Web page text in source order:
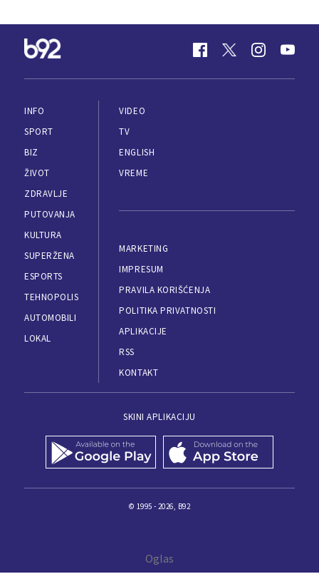
INFO
SPORT
BIZ
ŽIVOT
ZDRAVLJE
PUTOVANJA
KULTURA
SUPERŽENA
ESPORTS
TEHNOPOLIS
AUTOMOBILI
LOKAL
VIDEO
TV
ENGLISH
VREME
MARKETING
IMPRESUM
PRAVILA KORIŠĆENJA
POLITIKA PRIVATNOSTI
APLIKACIJE
RSS
KONTAKT
SKINI APLIKACIJU
© 1995 - 2026, B92